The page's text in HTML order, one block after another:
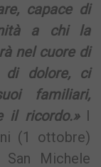
capace di
a chi la
nel cuore di
di dolore, ci
familiari,
il ricordo.» I
(1 ottobre)
Michele